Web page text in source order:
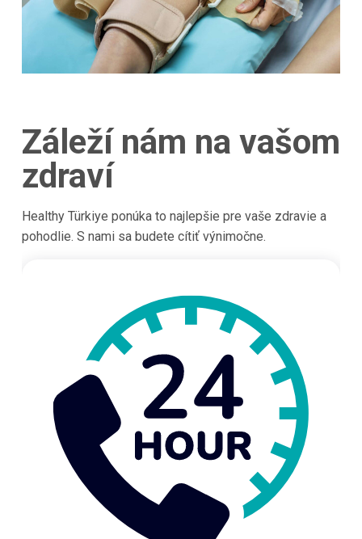
Záleží nám na vašom
zdraví
Healthy Türkiye ponúka to najlepšie pre vaše zdravie a
pohodlie. S nami sa budete cítiť výnimočne.